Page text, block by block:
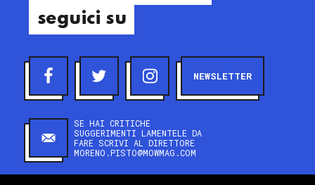
seguici su
NEWSLETTER
SE HAI CRITICHE
SUGGERIMENTI LAMENTELE DA
FARE SCRIVI AL DIRETTORE
MORENO.PISTO@MOWMAG.COM